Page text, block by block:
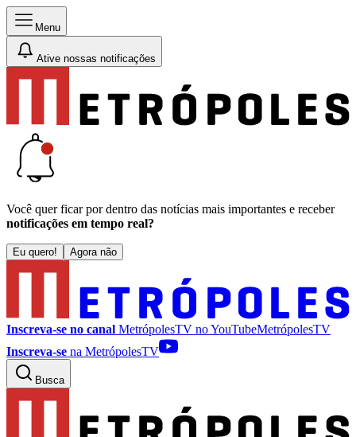
Menu
Ative nossas notificações
Você quer ficar por dentro das notícias mais importantes e receber
notificações em tempo real?
Eu quero! Agora não
Inscreva-se no canal MetrópolesTV noYouTubeMetrópolesTV
Inscreva-se na MetrópolesTV
Busca